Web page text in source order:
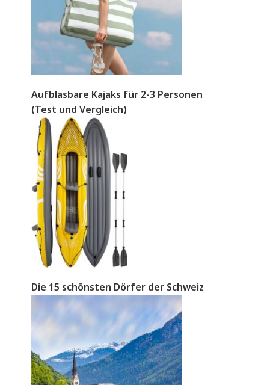
Aufblasbare Kajaks für 2-3 Personen
(Test und Vergleich)
Die 15 schönsten Dörfer der Schweiz